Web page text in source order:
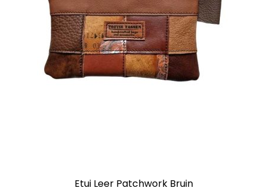
Etui Leer Patchwork Bruin